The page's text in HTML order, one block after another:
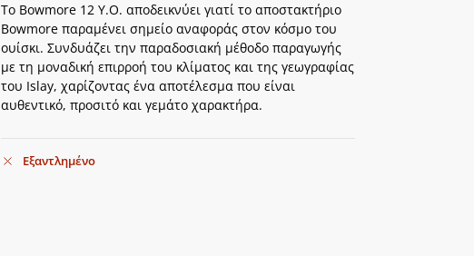
Το Bowmore 12 Y.O. αποδεικνύει γιατί το αποστακτήριο
Bowmore παραμένει σημείο αναφοράς στον κόσμο του
ουίσκι. Συνδυάζει την παραδοσιακή μέθοδο παραγωγής
με τη μοναδική επιρροή του κλίματος και της γεωγραφίας
του Islay, χαρίζοντας ένα αποτέλεσμα που είναι
αυθεντικό, προσιτό και γεμάτο χαρακτήρα.
Εξαντλημένο